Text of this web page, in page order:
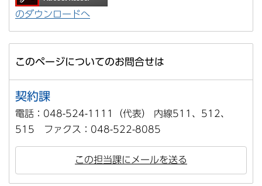
のダウンロードへ
このページについてのお問合せは
契約課
電話：048-524-1111（代表） 内線511、512、
515 ファクス：048-522-8085
この担当課にメールを送る